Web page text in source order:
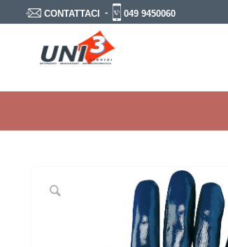
CONTATTACI - 049 9450060